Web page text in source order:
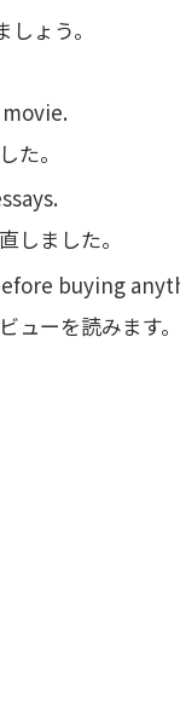
ょう。
た。
しました。
buying
ューを読みます。